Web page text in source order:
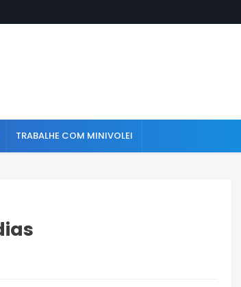
TRABALHE COM MINIVOLEI